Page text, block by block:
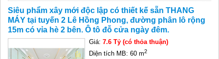
Siêu phẩm xây mới độc lập có thiết kế sẵn THANG
MÁY tại tuyến 2 Lê Hồng Phong, đường phân lô rộng
15m có vỉa hè 2 bên. Ô tô đỗ cửa ngày đêm.
Giá:7.6 Tỷ (có thỏa thuận)
Diện tích MB: 60 m2